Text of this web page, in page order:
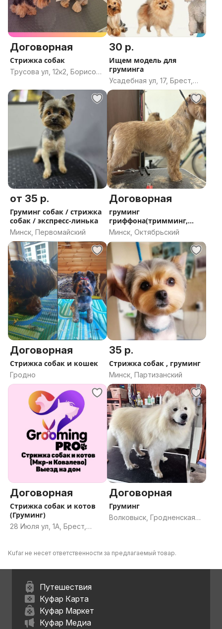
Договорная
Стрижка собак
Трусова ул, 12к2, Борисов,
Минская область
30 р.
Ищем модель для
груминга
Усадебная ул, 17, Брест,
Брестская область
от 35 р.
Груминг собак / стрижка
собак / экспресс-линька
Минск, Первомайский
Договорная
груминг
гриффона(тримминг,
стрижка)
Минск, Октябрьский
Договорная
Стрижка собак и кошек
Гродно
35 р.
Стрижка собак , груминг
Минск, Партизанский
Договорная
Стрижка собак и котов
(Груминг)
28 Июля ул, 1А, Брест,
Договорная
Груминг
Волковыск, Гродненская
Kufar не несет ответственности за предлагаемый товар.
Путешествия
Куфар Карта
Куфар Маркет
Куфар Медиа